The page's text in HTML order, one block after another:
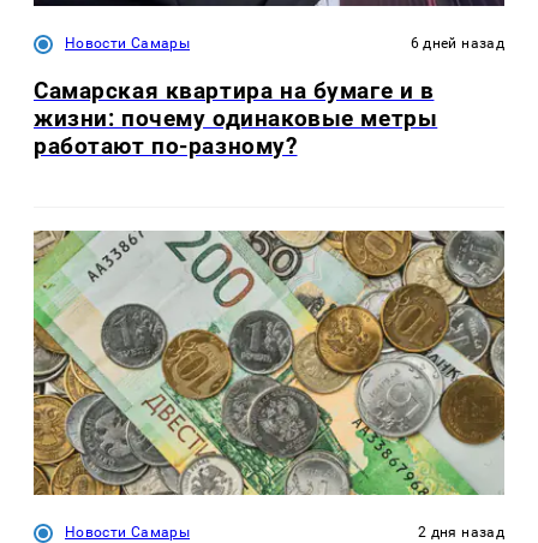
Новости Самары 6 дней назад
Самарская квартира на бумаге и в
жизни: почему одинаковые метры
работают по-разному?
Новости Самары 2 дня назад